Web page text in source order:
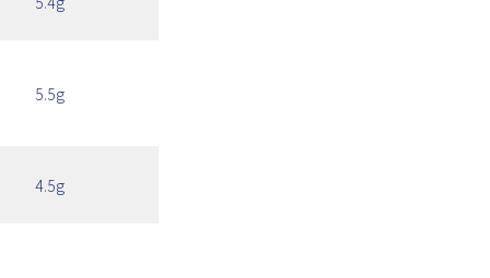
5.5g
4.5g